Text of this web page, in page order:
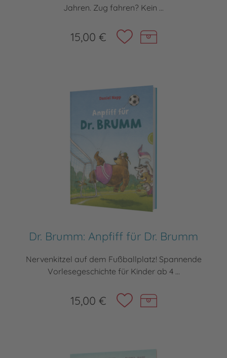
Jahren. Zug fahren? Kein ...
15,00 €
Dr. Brumm: Anpfiff für Dr. Brumm
Nervenkitzel auf dem Fußballplatz! Spannende
Vorlesegeschichte für Kinder ab 4 ...
15,00 €